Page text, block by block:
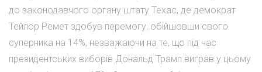
до законодавчого органу штату Техас, де демократ
Тейлор Ремет здобув перемогу, обійшовши свого
суперника на 14%, незважаючи на те, що під час
президентських виборів Дональд Трамп виграв у цьому